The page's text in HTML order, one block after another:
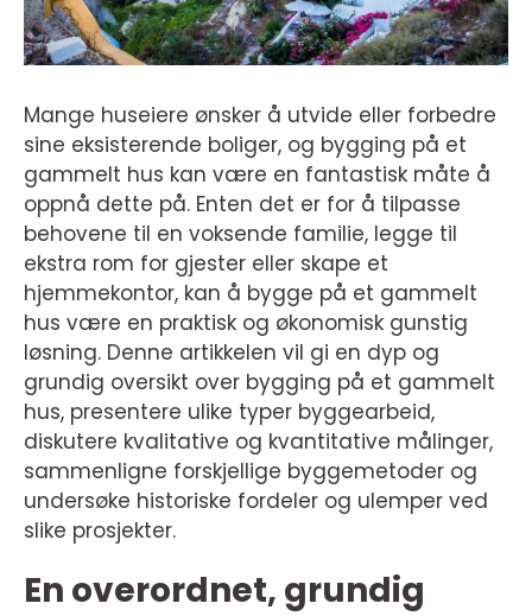
Mange huseiere ønsker å utvide eller forbedre
sine eksisterende boliger, og bygging på et
gammelt hus kan være en fantastisk måte å
oppnå dette på. Enten det er for å tilpasse
behovene til en voksende familie, legge til
ekstra rom for gjester eller skape et
hjemmekontor, kan å bygge på et gammelt
hus være en praktisk og økonomisk gunstig
løsning. Denne artikkelen vil gi en dyp og
grundig oversikt over bygging på et gammelt
hus, presentere ulike typer byggearbeid,
diskutere kvalitative og kvantitative målinger,
sammenligne forskjellige byggemetoder og
undersøke historiske fordeler og ulemper ved
slike prosjekter.
En overordnet, grundig